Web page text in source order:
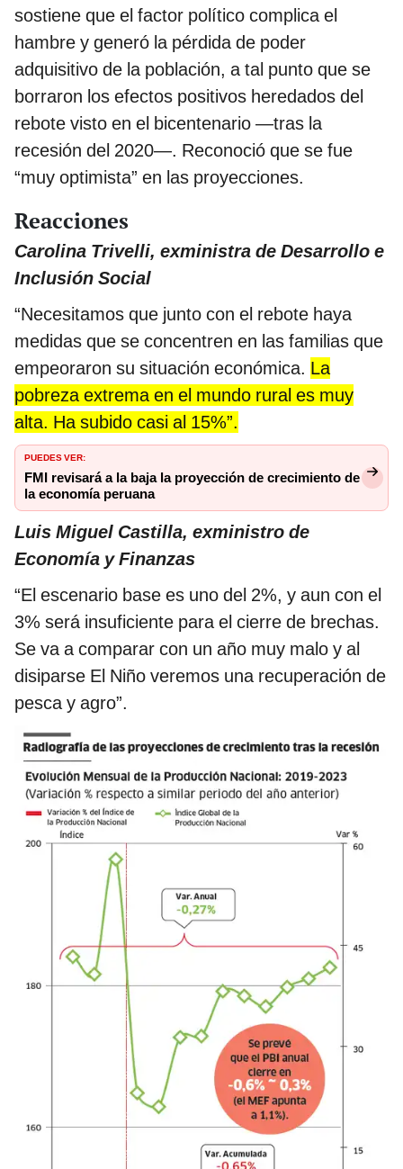
sostiene que el factor político complica el
hambre y generó la pérdida de poder
adquisitivo de la población, a tal punto que se
borraron los efectos positivos heredados del
rebote visto en el bicentenario —tras la
recesión del 2020—. Reconoció que se fue
“muy optimista” en las proyecciones.
Reacciones
Carolina Trivelli, exministra de Desarrollo e
Inclusión Social
“Necesitamos que junto con el rebote haya
medidas que se concentren en las familias que
empeoraron su situación económica. La
pobreza extrema en el mundo rural es muy
alta. Ha subido casi al 15%”.
PUEDES VER:
FMI revisará a la baja la proyección de crecimiento de
la economía peruana
Luis Miguel Castilla, exministro de
Economía y Finanzas
“El escenario base es uno del 2%, y aun con el
3% será insuficiente para el cierre de brechas.
Se va a comparar con un año muy malo y al
disiparse El Niño veremos una recuperación de
pesca y agro”.